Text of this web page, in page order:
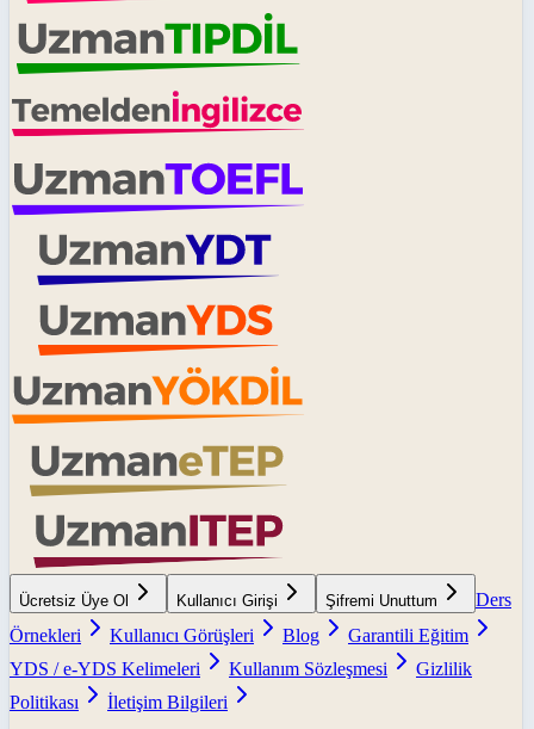
Ücretsiz Üye Ol Kullanıcı Girişi Şifremi Unuttum
Ders
Örnekleri
Kullanıcı Görüşleri Blog
Garantili Eğitim
YDS / e-YDS Kelimeleri
Kullanım Sözleşmesi
Gizlilik
Politikası
İletişim Bilgileri